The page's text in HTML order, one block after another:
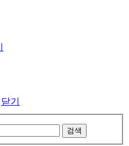
닫기
검색